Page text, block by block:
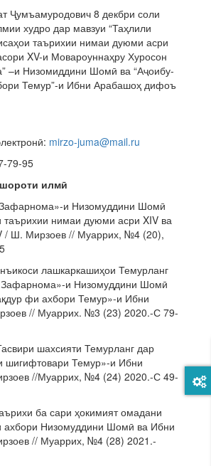
Ҷумъамуродович 8 декбри соли
худро дар мавзуи “Таҳлили
таърихии нимаи дуюми асри
XV-и Мовароуннаҳру Хуросон
–и Низомиддини Шомӣ ва “Аҷоибу-
Темур”-и Ибни Арабашоҳ дифоъ
mirzo-juma@mail.ru
79-95
илмӣ
и Низомуддини Шомӣ
нимаи дуюми асри XIV ва
/ Ш. Мирзоев // Муаррих, №4 (20),
лашкаркашиҳои Темурланг
и Низомуддини Шомӣ
фи ахбори Темур»-и Ибни
// Муаррих. №3 (23) 2020.-С 79-
шахсияти Темурланг дар
шигифтовари Темур»-и Ибни
//Муаррих, №4 (24) 2020.-С 49-
ба сари ҳокимият омадани
ахбори Низомуддини Шомӣ ва Ибни
// Муаррих, №4 (28) 2021.-